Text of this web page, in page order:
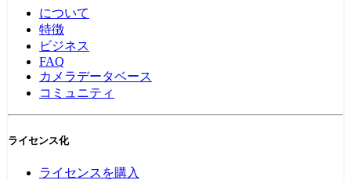
について
特徴
ビジネス
FAQ
カメラデータベース
コミュニティ
ライセンス化
ライセンスを購入